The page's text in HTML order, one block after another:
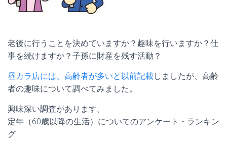
老後に行うことを決めていますか？趣味を行いますか？仕
事を続けますか？子孫に財産を残す活動？
昼カラ店には、高齢者が多いと以前記載しましたが、高齢
者の趣味について調べてみました。
興味深い調査があります。
定年（60歳以降の生活）についてのアンケート・ランキン
グ